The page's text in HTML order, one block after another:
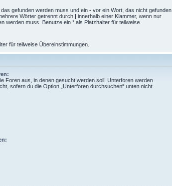
gefunden werden muss und ein - vor ein Wort, das nicht gefunden
Wörter getrennt durch | innerhalb einer Klammer, wenn nur
werden muss. Benutze ein * als Platzhalter für teilweise
für teilweise Übereinstimmungen.
Foren aus, in denen gesucht werden soll. Unterforen werden
sofern du die Option „Unterforen durchsuchen“ unten nicht